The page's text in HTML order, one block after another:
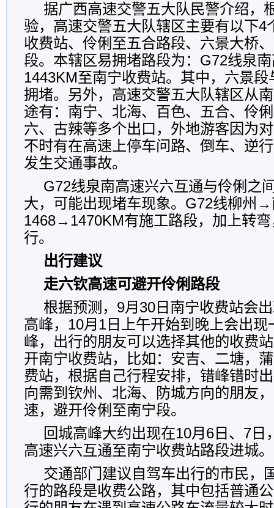
据广西高速交警五大队民警介绍，
验，高速交警五大队辖区主要有以下4
收费站、伶俐至五合路段、六景大桥
段。本辖区易拥堵路段为：G72线泉
1443KM至南宁收费站。其中，六景
拥堵。另外，高速交警五大队辖区从
途有：南宁、北海、百色、五合、伶
六、古辣等多个出口，外地游客因为
不时有在高速上停车问路、倒车、逆
发生交通事故。
G72线泉南高速兴六互通与伶俐之
大，可能出现堵车现象。G72线柳州
1468→1470KM有施工路段，加上转
行。
出行建议
走六钦高速可避开伶俐路段
根据预测，9月30日南宁收费站会
高峰，10月1日上午开始到晚上会出现
峰，出行的朋友可以选择其他的收费
开南宁收费站，比如：安吉、二塘，
费站，根据自己行程安排，错峰错时
向需到钦州、北海、防城方向的朋友
速，避开伶俐至南宁段。
回城高峰大约出现在10月6日、7日
高速兴六互通至南宁收费站路段进城。
交通部门建议自驾车出行的市民，
行的路段是收费公路，其中包括普通